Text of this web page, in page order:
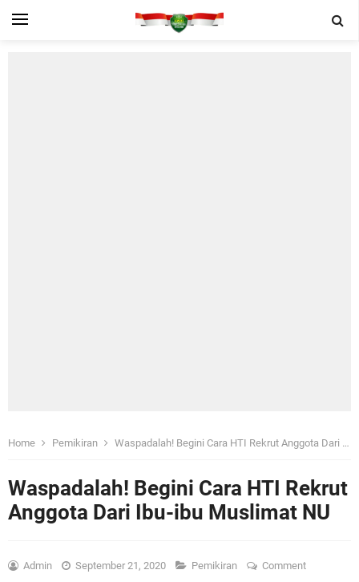
Home Pemikiran Waspadalah! Begini Cara HTI Rekrut Anggota Dari Ibu-ibu Muslimat NU
Waspadalah! Begini Cara HTI Rekrut
Anggota Dari Ibu-ibu Muslimat NU
Admin September 21, 2020 Pemikiran Comment